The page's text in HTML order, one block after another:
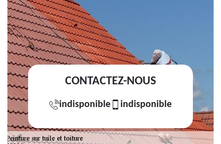
CONTACTEZ-NOUS
indisponible indisponible